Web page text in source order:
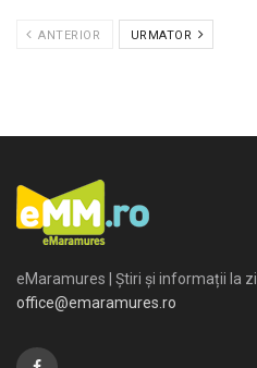
ANTERIOR URMATOR
eMaramures | Știri și informații la zi
office@emaramures.ro